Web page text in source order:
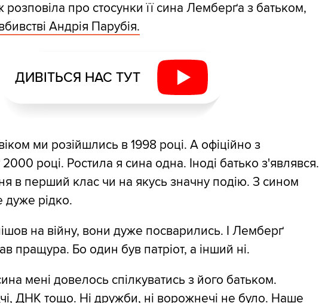
розповіла про стосунки її сина Лемберґа з батьком,
Андрія Парубія.
ДИВІТЬСЯ НАС ТУТ
ми розійшлись в 1998 році. А офіційно з
році. Ростила я сина одна. Іноді батько з'являвся.
в перший клас чи на якусь значну подію. З сином
дуже рідко.
на війну, вони дуже посварились. І Лемберґ
пращура. Бо один був патріот, а інший ні.
мені довелось спілкуватись з його батьком.
ДНК тощо. Ні дружби, ні ворожнечі не було. Наше